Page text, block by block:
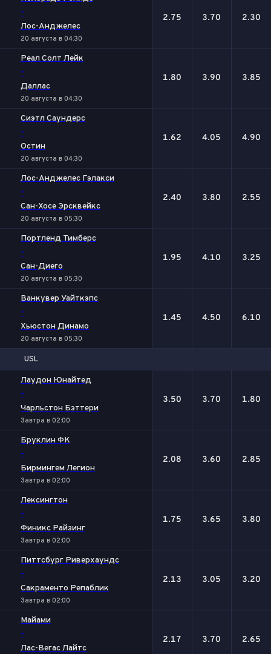
-
Лос-Анджелес
20 августа в 04:30
2.75 3.70 2.30
Реал Солт Лейк
-
Даллас
20 августа в 04:30
1.80 3.90 3.85
Сиэтл Саундерс
-
Остин
20 августа в 04:30
1.62 4.05 4.90
Лос-Анджелес Гэлакси
-
Сан-Хосе Эрсквейкс
20 августа в 05:30
2.40 3.80 2.55
Портленд Тимберс
-
Сан-Диего
20 августа в 05:30
1.95 4.10 3.25
Ванкувер Уайткэпс
-
Хьюстон Динамо
20 августа в 05:30
1.45 4.50 6.10
USL
Лаудон Юнайтед
-
Чарльстон Бэттери
Завтра в 02:00
3.50 3.70 1.80
Бруклин ФК
-
Бирмингем Легион
Завтра в 02:00
2.08 3.60 2.85
Лексингтон
-
Финикс Райзинг
Завтра в 02:00
1.75 3.65 3.80
Питтсбург Риверхаундс
-
Сакраменто Репаблик
Завтра в 02:00
2.13 3.05 3.20
Майами
-
Лас-Вегас Лайтс
2.17 3.70 2.65